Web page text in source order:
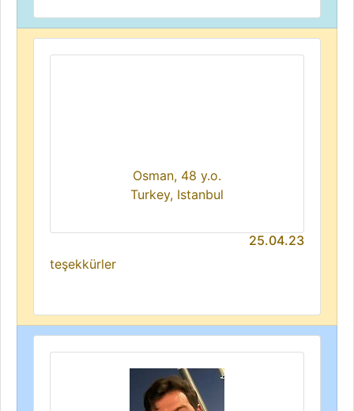
Osman, 48 y.o.
Turkey, Istanbul
25.04.23
teşekkürler